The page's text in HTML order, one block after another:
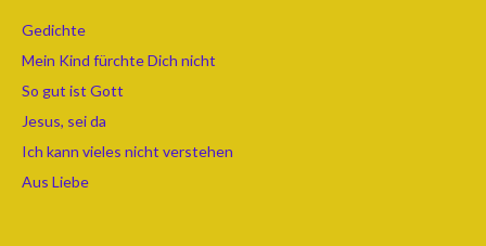
Gedichte
Mein Kind fürchte Dich nicht
So gut ist Gott
Jesus, sei da
Ich kann vieles nicht verstehen
Aus Liebe